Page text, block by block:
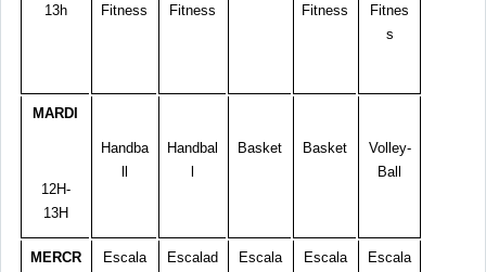
13h
Fitness Fitness Fitness
Fitnes
s
MARDI
12H-
13H
Handba
Handbal
Basket Basket
Volley-
Ball
MERCR
Escala
Escalad
Escala
Escala
Escala